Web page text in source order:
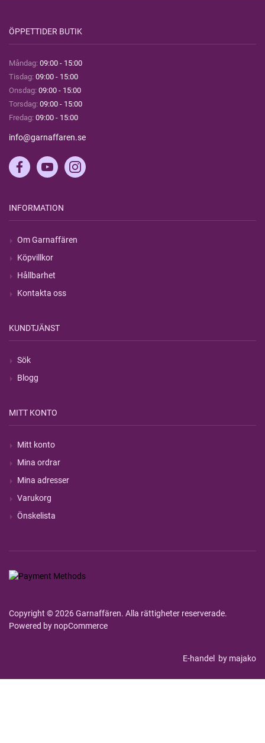
ÖPPETTIDER BUTIK
Måndag: 09:00 - 15:00
Tisdag: 09:00 - 15:00
Onsdag: 09:00 - 15:00
Torsdag: 09:00 - 15:00
Fredag: 09:00 - 15:00
info@garnaffaren.se
INFORMATION
Om Garnaffären
Köpvillkor
Hållbarhet
Kontakta oss
KUNDTJÄNST
Sök
Blogg
MITT KONTO
Mitt konto
Mina ordrar
Mina adresser
Varukorg
Önskelista
Copyright © 2026 Garnaffären. Alla rättigheter reserverade.
Powered by nopCommerce
E-handel by majako